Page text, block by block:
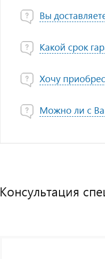
Вы
Какой срок
Хочу
Можно ли с
Консультация